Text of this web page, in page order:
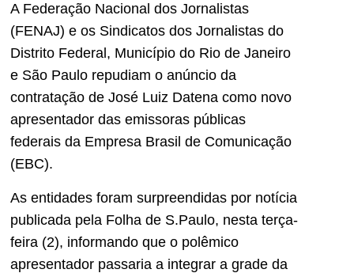
A Federação Nacional dos Jornalistas
(FENAJ) e os Sindicatos dos Jornalistas do
Distrito Federal, Município do Rio de Janeiro
e São Paulo repudiam o anúncio da
contratação de José Luiz Datena como novo
apresentador das emissoras públicas
federais da Empresa Brasil de Comunicação
(EBC).
As entidades foram surpreendidas por notícia
publicada pela Folha de S.Paulo, nesta terça-
feira (2), informando que o polêmico
apresentador passaria a integrar a grade da